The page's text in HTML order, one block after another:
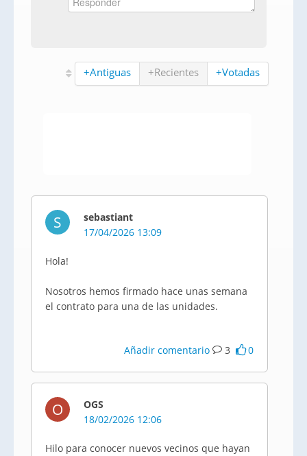
+Antiguas +Recientes +Votadas
S
sebastiant
17/04/2026 13:09
Hola!
Nosotros hemos firmado hace unas semana
el contrato para una de las unidades.
Añadir comentario 3 0
O
OGS
18/02/2026 12:06
Hilo para conocer nuevos vecinos que hayan